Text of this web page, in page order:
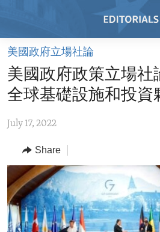
Skip
main
content
to
Navigation
Skip
to
Search
HOME
VIDEO
REGIONS
AFRICA
AMERICAS
ASIA
EUROPE
TOPICS
HUMAN RIGHTS
SECURITY AND DEFENSE
AID AND DEVELOPMENT
ARCHIVE
ABOUT US
FOLLOW US
美國政府立場社論
美國政府政策立場社
全球基礎設施和投資
July 17, 2022
Share